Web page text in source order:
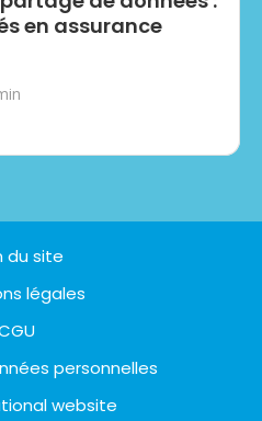
en assurance
du site
légales
personnelles
website